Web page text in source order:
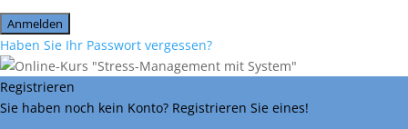
Haben Sie Ihr Passwort vergessen?
Registrieren
Sie haben noch kein Konto? Registrieren Sie eines!